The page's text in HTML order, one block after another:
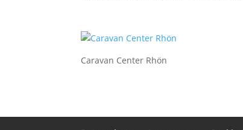
Caravan Center Rhön